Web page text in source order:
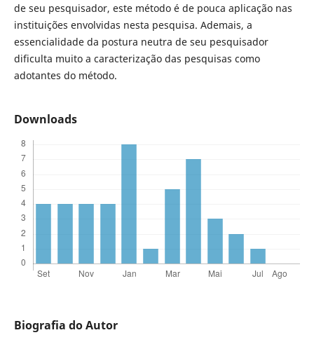
de seu pesquisador, este método é de pouca aplicação nas
instituições envolvidas nesta pesquisa. Ademais, a
essencialidade da postura neutra de seu pesquisador
dificulta muito a caracterização das pesquisas como
adotantes do método.
Downloads
Biografia do Autor